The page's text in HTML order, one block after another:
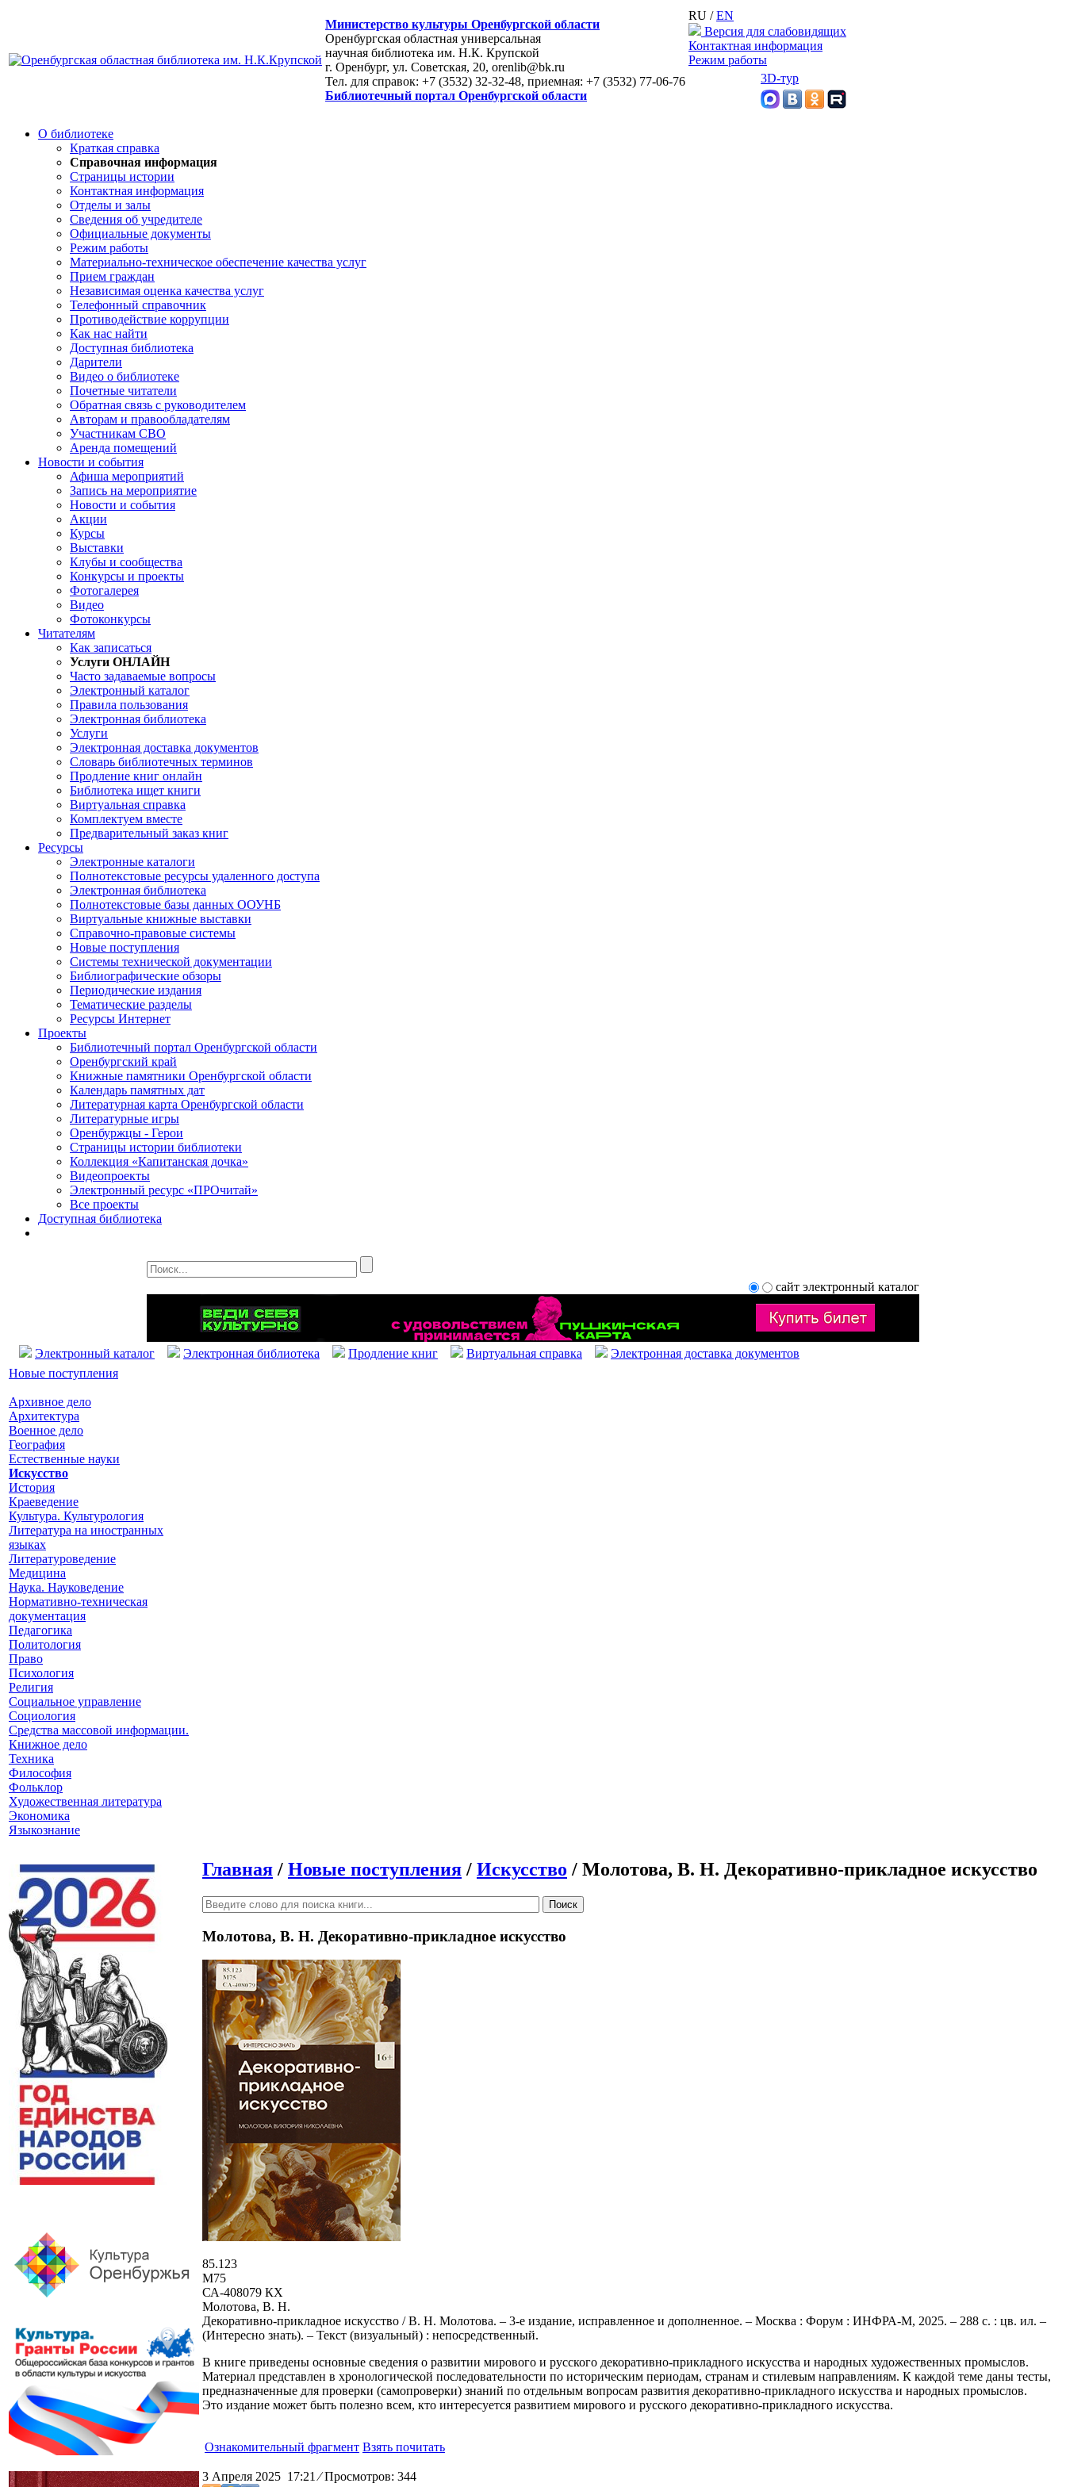
Министерство культуры Оренбургской области
Оренбургская областная универсальная
научная библиотека им. Н.К. Крупской
г. Оренбург, ул. Советская, 20, orenlib@bk.ru
Тел. для справок: +7 (3532) 32-32-48, приемная: +7 (3532) 77-06-76
Библиотечный портал Оренбургской области
RU /EN
Версия для слабовидящих
Контактная информация
Режим работы
3D-тур
О библиотеке
Краткая справка
Справочная информация
Страницы истории
Контактная информация
Отделы и залы
Сведения об учредителе
Официальные документы
Режим работы
Материально-техническое обеспечение качества услуг
Прием граждан
Независимая оценка качества услуг
Телефонный справочник
Противодействие коррупции
Как нас найти
Доступная библиотека
Дарители
Видео о библиотеке
Почетные читатели
Обратная связь с руководителем
Авторам и правообладателям
Участникам СВО
Аренда помещений
Новости и события
Афиша мероприятий
Запись на мероприятие
Новости и события
Акции
Курсы
Выставки
Клубы и сообщества
Конкурсы и проекты
Фотогалерея
Видео
Фотоконкурсы
Читателям
Как записаться
Услуги ОНЛАЙН
Часто задаваемые вопросы
Электронный каталог
Правила пользования
Электронная библиотека
Услуги
Электронная доставка документов
Словарь библиотечных терминов
Продление книг онлайн
Библиотека ищет книги
Виртуальная справка
Комплектуем вместе
Предварительный заказ книг
Ресурсы
Электронные каталоги
Полнотекстовые ресурсы удаленного доступа
Электронная библиотека
Полнотекстовые базы данных ООУНБ
Виртуальные книжные выставки
Справочно-правовые системы
Новые поступления
Cистемы технической документации
Библиографические обзоры
Периодические издания
Тематические разделы
Ресурсы Интернет
Проекты
Библиотечный портал Оренбургской области
Оренбургский край
Книжные памятники Оренбургской области
Календарь памятных дат
Литературная карта Оренбургской области
Литературные игры
Оренбуржцы - Герои
Страницы истории библиотеки
Коллекция «Капитанская дочка»
Видеопроекты
Электронный ресурс «ПРОчитай»
Все проекты
Доступная библиотека
сайт электронный каталог
Электронный каталог Электронная библиотека Продление книг Виртуальная справка
Электронная доставка документов
Новые поступления
Архивное дело
Архитектура
Военное дело
География
Естественные науки
Искусство
История
Краеведение
Культура. Культурология
Литература на иностранных
языках
Литературоведение
Медицина
Наука. Науковедение
Нормативно-техническая
документация
Педагогика
Политология
Право
Психология
Религия
Социальное управление
Социология
Средства массовой информации.
Книжное дело
Техника
Философия
Фольклор
Художественная литература
Экономика
Языкознание
Главная / Новые поступления / Искусство / Молотова, В. Н. Декоративно-прикладное искусство
Поиск
Молотова, В. Н. Декоративно-прикладное искусство
85.123
М75
СА-408079 КХ
Молотова, В. Н.
Декоративно-прикладное искусство / В. Н. Молотова. – 3-е издание, исправленное и дополненное. – Москва : Форум : ИНФРА-М, 2025. – 288 с. : цв. ил. –
(Интересно знать). – Текст (визуальный) : непосредственный.
В книге приведены основные сведения о развитии мирового и русского декоративно-прикладного искусства и народных художественных промыслов.
Материал представлен в хронологической последовательности по историческим периодам, странам и стилевым направлениям. К каждой теме даны тесты,
предназначенные для проверки (самопроверки) знаний по отдельным вопросам развития декоративно-прикладного искусства и народных промыслов.
Это издание может быть полезно всем, кто интересуется развитием мирового и русского декоративно-прикладного искусства.
Ознакомительный фрагмент Взять почитать
3 Апреля 2025 17:21⁄Просмотров: 344